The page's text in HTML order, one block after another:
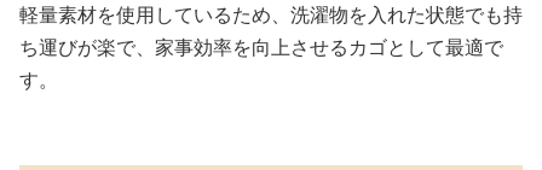
軽量素材を使用しているため、洗濯物を入れた状態でも持
ち運びが楽で、家事効率を向上させるカゴとして最適で
す。